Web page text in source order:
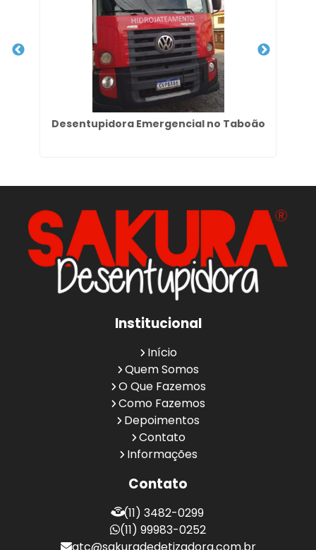
Desentupidora Emergencial no Taboão
Institucional
Início
Quem Somos
O Que Fazemos
Como Fazemos
Depoimentos
Contato
Informações
Contato
(11) 3482-0299
(11) 99983-0252